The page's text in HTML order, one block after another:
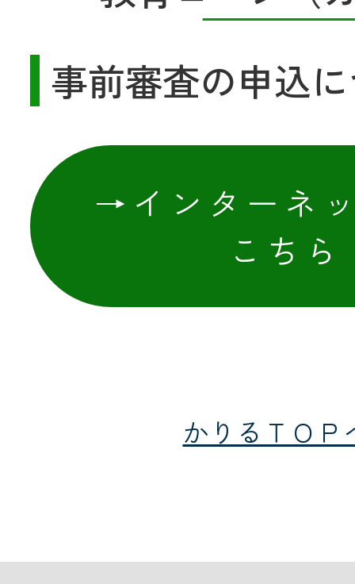
事前審査の申込
→インターネ
こちら
かりるＴＯＰ